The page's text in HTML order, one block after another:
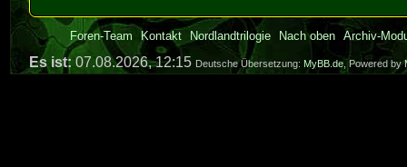
Foren-Team Kontakt Nordlandtrilogie Nach oben Archiv-
Es ist: 07.08.2026, 12:15 Deutsche Übersetzung: MyBB.de, Powered by